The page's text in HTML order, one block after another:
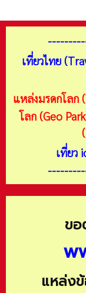
เที่ยวไทย
แหล่งมรดกโลก
โลก (Geo
เที่ยว
ขอ
แหล่ง